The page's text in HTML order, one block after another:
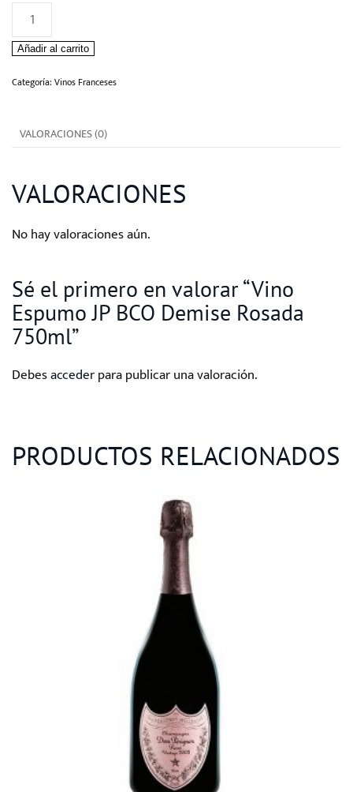
Vino
Espumo
JP
BCO
750ml
Añadir al carrito
Categoría: Vinos Franceses
VALORACIONES (0)
VALORACIONES
No hay valoraciones aún.
Sé el primero en valorar “Vino
Espumo JP BCO Demise Rosada
750ml”
Debesaccederpara publicar una valoración.
PRODUCTOS RELACIONADOS